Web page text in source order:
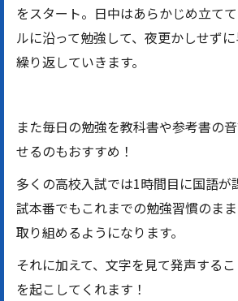
をスタート。日中はあらかじめ立て
ルに沿って勉強して、夜更かしせず
繰り返していきます。
また毎日の勉強を教科書や参考書の
せるのもおすすめ！
多くの高校入試では1時間目に国語が
試本番でもこれまでの勉強習慣のま
取り組めるようになります。
それに加えて、文字を見て発声する
を起こしてくれます！